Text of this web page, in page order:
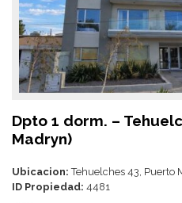
Dpto 1 dorm. –
Madryn)
Ubicacion: Tehuelches 43, Puerto
ID Propiedad: 4481